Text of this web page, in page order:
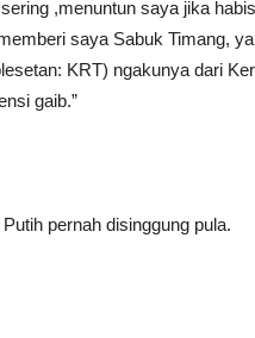
,menuntun saya jika
saya Sabuk Timang,
KRT) ngakunya dari
gaib.”
pernah disinggung pula.